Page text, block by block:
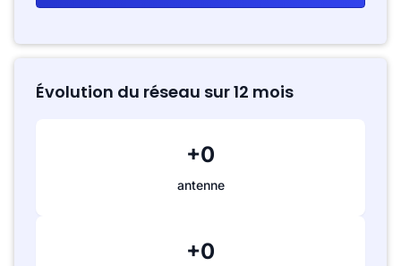
Évolution du réseau sur 12 mois
+0
antenne
+0